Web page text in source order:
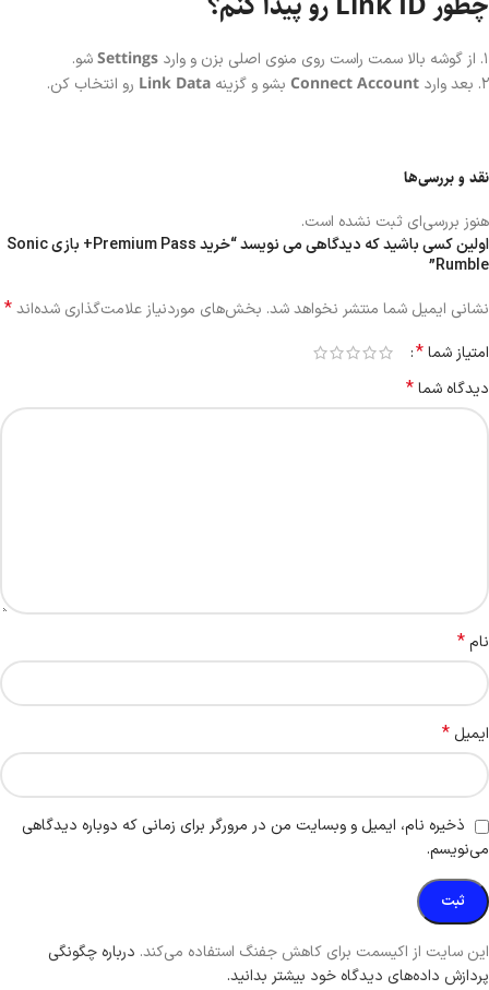
۱. از گوشه بالا سمت راست روی منوی اصلی بزن و وارد Settingsشو.
۲. بعد وارد
Connect Account بشو و گزینه Link Data رو انتخاب کن.
نقد و بررسی‌ها
هنوز بررسی‌ای ثبت نشده است.
اولین کسی باشید که دیدگاهی می نویسد “خرید Premium Pass+ بازی Sonic
Rumble”
نشانی ایمیل شما منتشر نخواهد شد. بخش‌های موردنیاز علامت‌گذاری شده‌اند*
امتیاز شما*
دیدگاه شما*
نام*
ایمیل *
ذخیره نام، ایمیل و وبسایت من در مرورگر برای زمانی که دوباره دیدگاهی
می‌نویسم.
این سایت از اکیسمت برای کاهش جفنگ استفاده می‌کند. درباره چگونگی
پردازش داده‌های دیدگاه خود بیشتر بدانید.